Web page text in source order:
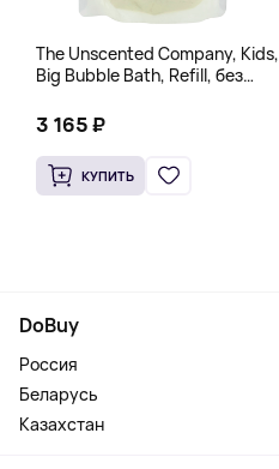
The Unscented Company, Kids,
Big Bubble Bath, Refill, без
Унции)
3 165 ₽
КУПИТЬ
DoBuy
Россия
Беларусь
Казахстан